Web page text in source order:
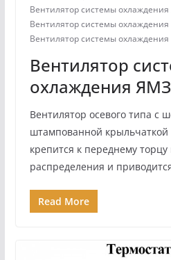
Вентилятор системы
Вентилятор системы
Вентилятор системы
Вентилятор
охлаждения ЯМЗ
Вентилятор осевого типа с
штампованной крыльчаткой
крепится к переднему
распределения и
Read More